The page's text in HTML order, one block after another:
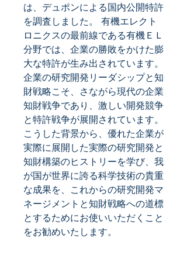
は、デュポンによる国内公開特許
を調査しました。 有機エレクト
ロニクスの最前線である有機ＥＬ
分野では、企業の勝敗をかけた膨
大な特許が生み出されています。
企業の研究開発リーダシップと知
財戦略こそ、さながら現代の企業
知財戦争であり、激しい開発競争
と特許戦争が展開されています。
こうした背景から、優れた企業が
実際に展開した実際の研究開発と
知財構築のヒストリーを学び、我
が国が世界に誇る科学技術の貴重
な成果を、これからの研究開発マ
ネージメントと知財戦略への道標
とするためにお使いいただくこと
をお勧めいたします。